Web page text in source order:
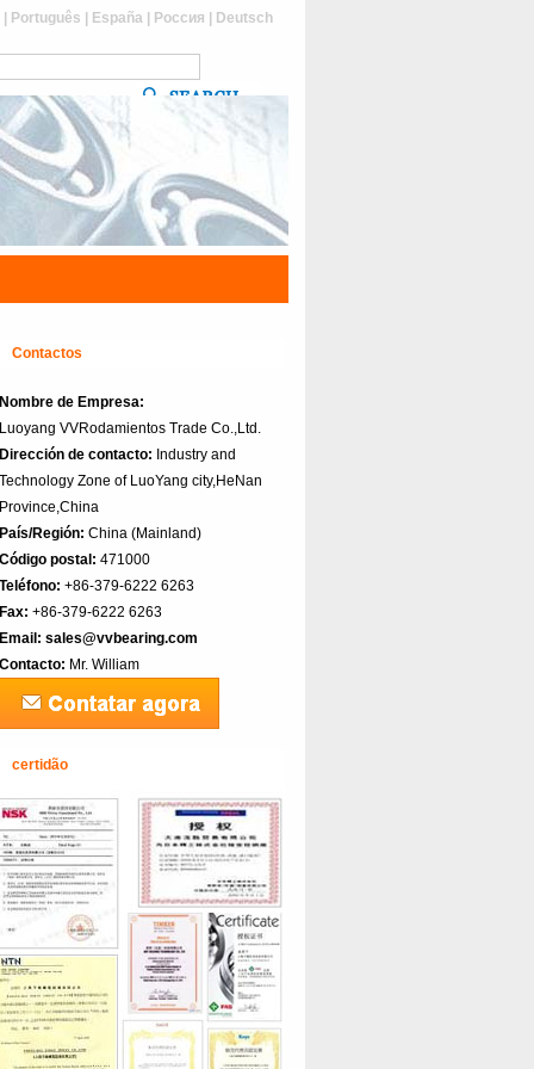
Português España Россия Deutsch
Contactos
Nombre de Empresa:
Luoyang VVRodamientos Trade Co.,Ltd.
Dirección de contacto: Industry and
Technology Zone of LuoYang city,HeNan
Province,China
País/Región: China (Mainland)‎
Código postal: 471000
Teléfono: +86-379-6222 6263
Fax: +86-379-6222 6263
Email: sales@vvbearing.com
Contacto: Mr. William
certidão